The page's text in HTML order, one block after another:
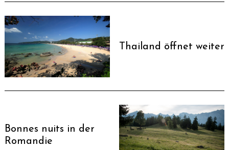
Thailand öffnet weiter
Bonnes nuits in der
Romandie